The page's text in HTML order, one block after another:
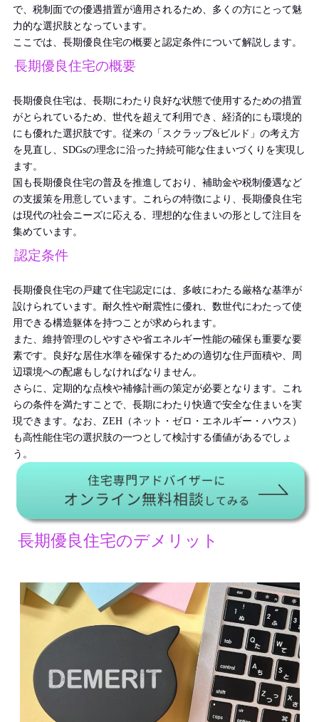
で、税制面での優遇措置が適用されるため、多くの方にとって魅
力的な選択肢となっています。
ここでは、長期優良住宅の概要と認定条件について解説します。
長期優良住宅の概要
長期優良住宅は、長期にわたり良好な状態で使用するための措置
がとられているため、世代を超えて利用でき、経済的にも環境的
にも優れた選択肢です。従来の「スクラップ&ビルド」の考え方
を見直し、SDGsの理念に沿った持続可能な住まいづくりを実現し
ます。
国も長期優良住宅の普及を推進しており、補助金や税制優遇など
の支援策を用意しています。これらの特徴により、長期優良住宅
は現代の社会ニーズに応える、理想的な住まいの形として注目を
集めています。
認定条件
長期優良住宅の戸建て住宅認定には、多岐にわたる厳格な基準が
設けられています。耐久性や耐震性に優れ、数世代にわたって使
用できる構造躯体を持つことが求められます。
また、維持管理のしやすさや省エネルギー性能の確保も重要な要
素です。良好な居住水準を確保するための適切な住戸面積や、周
辺環境への配慮もしなければなりません。
さらに、定期的な点検や補修計画の策定が必要となります。これ
らの条件を満たすことで、長期にわたり快適で安全な住まいを実
現できます。なお、ZEH（ネット・ゼロ・エネルギー・ハウス）
も高性能住宅の選択肢の一つとして検討する価値があるでしょ
う。
長期優良住宅のデメリット